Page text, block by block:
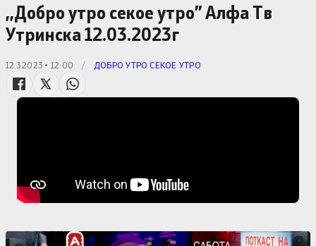
,,Добро утро секое утро” Алфa Тв
Утринска 12.03.2023г
12.3.2023 • 12:00 / ДОБРО УТРО СЕКОЕ УТРО